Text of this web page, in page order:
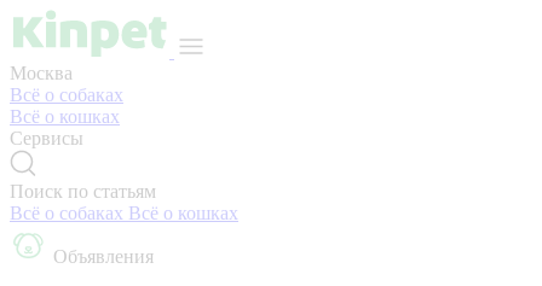
Москва
Всё о собаках
Всё о кошках
Сервисы
Поиск по статьям
Всё о собаках Всё о кошках
Объявления